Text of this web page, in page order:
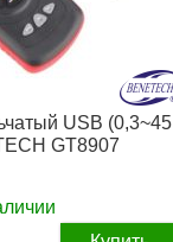
USB (0,3~45
GT8907